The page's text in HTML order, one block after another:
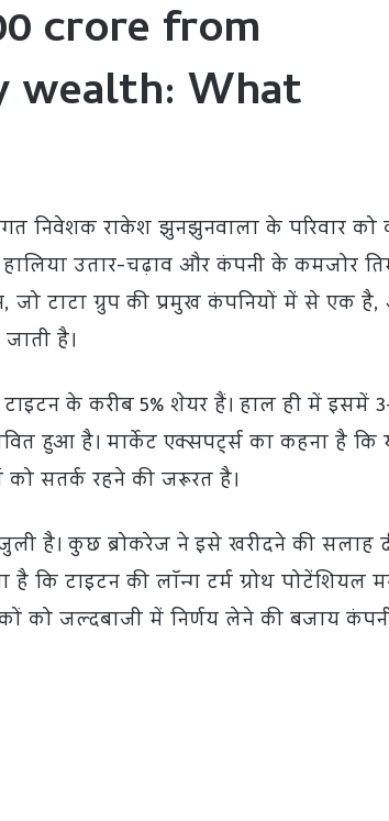
crore from
wealth: What
निवेशक राकेश झुनझुनवाला के परिवार को
उतार-चढ़ाव और कंपनी के कमजोर
जो टाटा ग्रुप की प्रमुख कंपनियों में से एक
है।
के करीब 5% शेयर हैं। हाल ही में इसमें
हुआ है। मार्केट एक्सपर्ट्स का कहना है कि
को सतर्क रहने की जरूरत है।
है। कुछ ब्रोकरेज ने इसे खरीदने की सलाह
है कि टाइटन की लॉन्ग टर्म ग्रोथ पोटेंशियल
को जल्दबाजी में निर्णय लेने की बजाय